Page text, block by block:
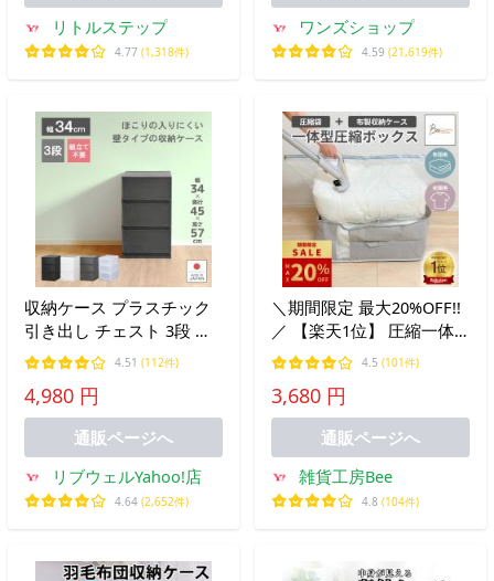
リトルステップ
4.77 (1,318件)
ワンズショップ
4.59 (21,619件)
収納ケース プラスチック
引き出し チェスト 3段 幅
34cm 奥行45cm 高さ57cm
押入れ収納 衣替え プラス
トベーシックFR3403
4.51 (112件)
4,980 円
通販ページへ
リブウェルYahoo!店
4.64 (2,652件)
＼期間限定 最大20%OFF!!
／ 【楽天1位】 圧縮一体
型ボックス 圧縮袋 収納袋
収納ボックス 布団圧縮袋
衣類圧縮袋 ふとん 衣類 収
納 掃除機 圧縮 一体型BOX
4.5 (101件)
3,680 円
通販ページへ
雑貨工房Bee
4.8 (104件)